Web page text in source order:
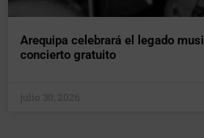
Arequipa celebrará el legado
concierto gratuito
julio 30, 2026